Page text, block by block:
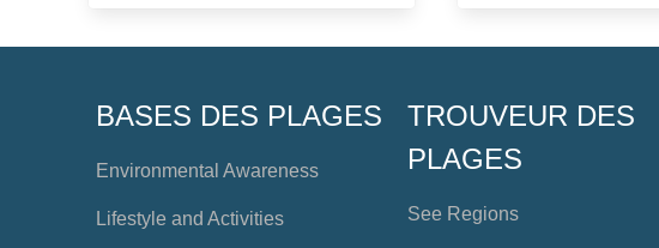
BASES DES PLAGES
Environmental Awareness
Lifestyle and Activities
TROUVEUR DES
PLAGES
See Regions